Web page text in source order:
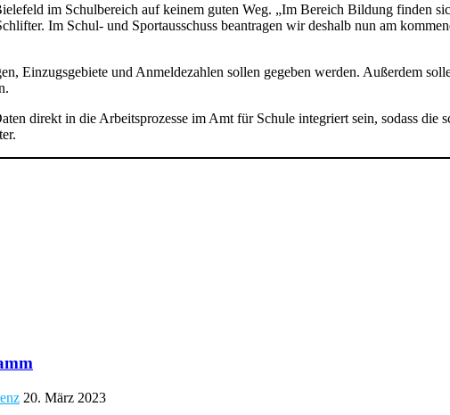
im Schulbereich auf keinem guten Weg. „Im Bereich Bildung finden
Im Schul- und Sportausschuss beantragen wir deshalb nun am
Einzugsgebiete und Anmeldezahlen sollen gegeben werden. Außerdem
direkt in die Arbeitsprozesse im Amt für Schule integriert sein, sodass die
20. März 2023